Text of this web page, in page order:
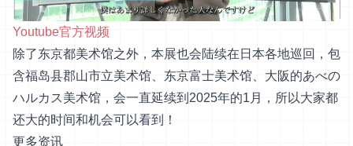
Youtube官方视频
除了东京都美术馆之外，本展也会陆续在日本各地巡回，包
含福岛县郡山市立美术馆、东京富士美术馆、大阪的あべの
ハルカス美术馆，会一直延续到2025年的1月，所以大家都
还大的时间和机会可以看到！
更多资讯